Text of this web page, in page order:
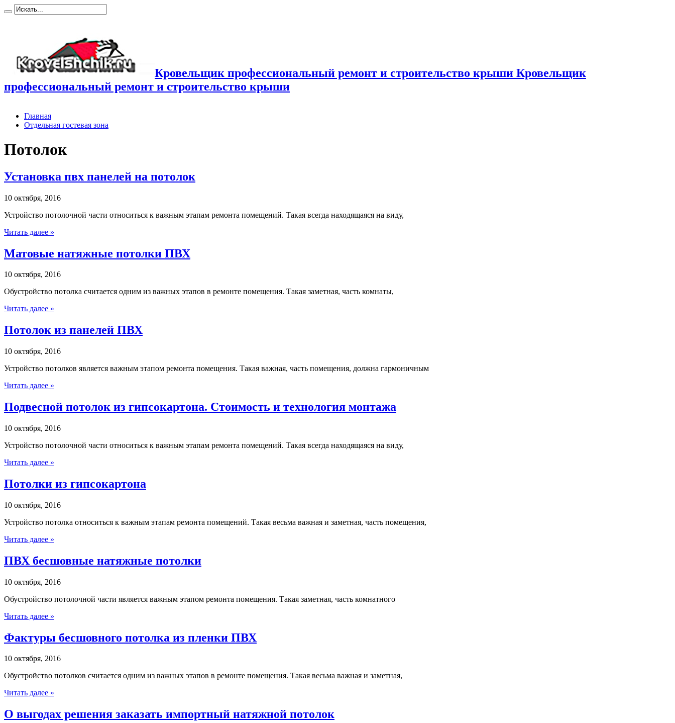
Кровельщик профессиональный ремонт и строительство крыши Кровельщик
профессиональный ремонт и строительство крыши
Главная
Отдельная гостевая зона
Потолок
Установка пвх панелей на потолок
10 октября, 2016
Устройство потолочной части относиться к важным этапам ремонта помещений. Такая всегда находящаяся на виду,
Читать далее »
Матовые натяжные потолки ПВХ
10 октября, 2016
Обустройство потолка считается одним из важных этапов в ремонте помещения. Такая заметная, часть комнаты,
Читать далее »
Потолок из панелей ПВХ
10 октября, 2016
Устройство потолков является важным этапом ремонта помещения. Такая важная, часть помещения, должна гармоничным
Читать далее »
Подвесной потолок из гипсокартона. Стоимость и технология монтажа
10 октября, 2016
Устройство потолочной части относиться к важным этапам ремонта помещений. Такая всегда находящаяся на виду,
Читать далее »
Потолки из гипсокартона
10 октября, 2016
Устройство потолка относиться к важным этапам ремонта помещений. Такая весьма важная и заметная, часть помещения,
Читать далее »
ПВХ бесшовные натяжные потолки
10 октября, 2016
Обустройство потолочной части является важным этапом ремонта помещения. Такая заметная, часть комнатного
Читать далее »
Фактуры бесшовного потолка из пленки ПВХ
10 октября, 2016
Обустройство потолков считается одним из важных этапов в ремонте помещения. Такая весьма важная и заметная,
Читать далее »
О выгодах решения заказать импортный натяжной потолок